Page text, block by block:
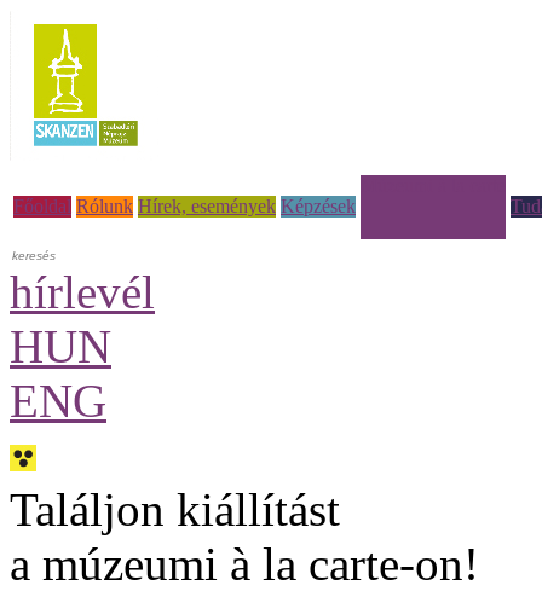
Főoldal Rólunk Hírek, események Képzések
hírlevél
HUN
ENG
Találjon kiállítást
a múzeumi à la carte-on!